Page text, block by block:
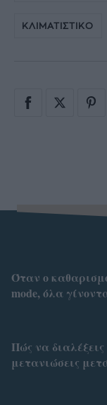
ΚΛΙΜΑΤΙΣΤΙΚΟ
Όταν ο
mode, όλα
Πώς να
μετανιώσεις